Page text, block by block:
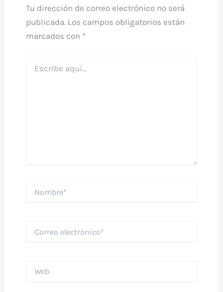
Tu dirección de correo electrónico no será
publicada. Los campos obligatorios están
marcados con *
aquí...
electrónico*